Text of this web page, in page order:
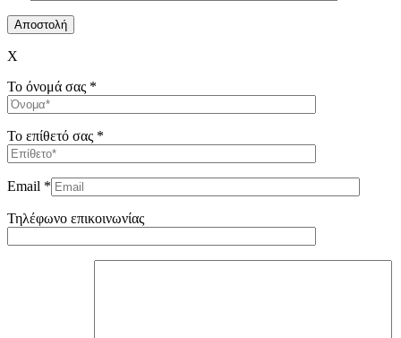
X
Το όνομά σας *
Το επίθετό σας *
Email *
Τηλέφωνο επικοινωνίας